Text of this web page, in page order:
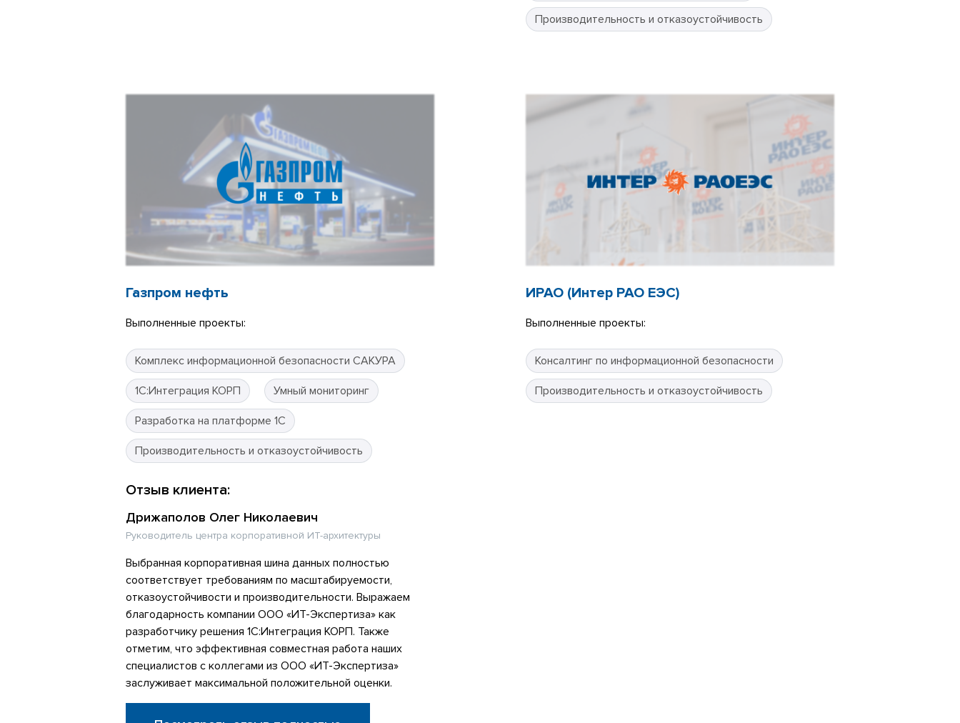
Производительность и отказоустойчивость
Газпром нефть
Выполненные проекты:
Комплекс информационной безопасности САКУРА
1С:Интеграция КОРП Умный мониторинг
Разработка на платформе 1С
Производительность и отказоустойчивость
Отзыв клиента:
Дрижаполов Олег Николаевич
Руководитель центра корпоративной ИТ-архитектуры
Выбранная корпоративная шина данных полностью
соответствует требованиям по масштабируемости,
отказоустойчивости и производительности. Выражаем
благодарность компании ООО «ИТ-Экспертиза» как
разработчику решения 1С:Интеграция КОРП. Также
отметим, что эффективная совместная работа наших
специалистов с коллегами из ООО «ИТ-Экспертиза»
заслуживает максимальной положительной оценки.
ИРАО (Интер РАО ЕЭС)
Выполненные проекты:
Консалтинг по информационной безопасности
Производительность и отказоустойчивость